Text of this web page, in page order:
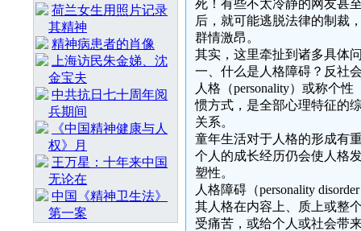
荷兰女生用照片记录
其精神
精神病患者的肖像
上海访民朱金娣、沈
金宝夫
中共抗日七十周年阅
兵期间
《中国精神健康与人
权》月
王万星：十年来中国
无论在
中国《精神卫生法》
第一案
死！有些不太冷静的网友甚
后，就可能逃脱法律的制裁
群情激昂。
其实，这里牵扯到诸多具体
一、什么是人格障碍？反社
人格（personality）或称个
惯方式，是全部心理特征的
关系。
童年生活对于人格的形成有
个人的成长经历仍会使人格
塑性。
人格障碍（personality
其人格在内容上、质上或整
受痛苦，或给个人或社会带